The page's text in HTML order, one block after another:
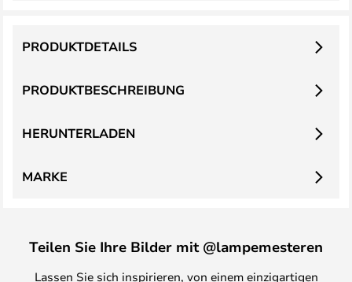
PRODUKTBESCHREIBUNG
PRODUKTDETAILS
HERUNTERLADEN
MARKE
Teilen Sie Ihre Bilder mit @lampemesteren
Lassen Sie sich inspirieren, von einem einzigartigen